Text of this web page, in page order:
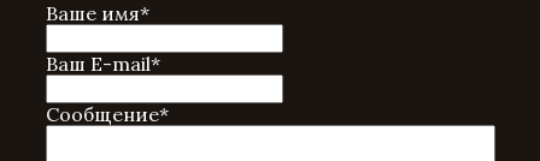
Ваше имя*
Ваш E-mail*
Сообщение*